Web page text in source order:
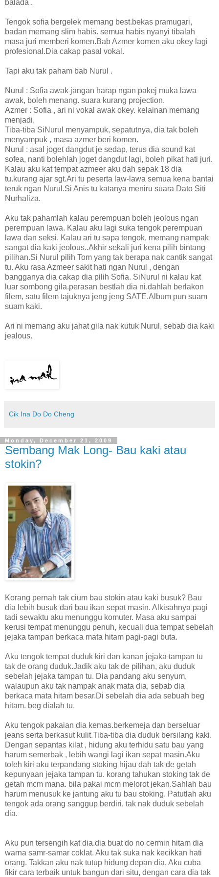
balada .
Tengok sofia bergelek memang best.bekas pramugari,
badan memang slim habis. semua habis nyanyi tibalah
masa juri memberi komen.Bab Azmer komen aku okey lagi
profesional.Dia cakap pasal vokal.
Tapi aku tak paham bab Nurul .
Nurul : Sofia awak jangan harap ngan pakej muka lawa
awak, boleh menang. suara kurang projection.
Azmer : Sofia , ari ni vokal awak okey. kelainan memang
menjadi,
Tiba-tiba SiNurul menyampuk, sepatutnya, dia tak boleh
menyampuk , masa azmer beri komen.
Nurul : asal joget dangdut je sedap, terus dia sound kat
sofea, nanti bolehlah joget dangdut lagi, boleh pikat hati juri.
Kalau aku kat tempat azmeer aku dah sepak 18 dia
tu.kurang ajar sgt.Ari tu peserta law-lawa semua kena bantai
teruk ngan Nurul.Si Anis tu katanya meniru suara Dato Siti
Nurhaliza.
Aku tak pahamlah kalau perempuan boleh jeolous ngan
perempuan lawa. Kalau aku lagi suka tengok perempuan
lawa dan seksi. Kalau ari tu sapa tengok, memang nampak
sangat dia kaki jeolous..Akhir sekali juri kena pilih bintang
pilihan.Si Nurul pilih Tom yang tak berapa nak cantik sangat
tu. Aku rasa Azmeer sakit hati ngan Nurul , dengan
bangganya dia cakap dia pilih Sofia. SiNurul ni kalau kat
luar sombong gila.perasan bestlah dia ni.dahlah berlakon
filem, satu filem tajuknya jeng jeng SATE.Album pun suam
suam kaki.
Ari ni memang aku jahat gila nak kutuk Nurul, sebab dia kaki
jealous.
Cik Ina Do Do Cheng
Monday, December 21, 2009
Sembang Mak Long- Bau kaki atau
stokin?
Korang pernah tak cium bau stokin atau kaki busuk? Bau
dia lebih busuk dari bau ikan sepat masin. Alkisahnya pagi
tadi sewaktu aku menunggu komuter. Masa aku sampai
kerusi tempat menunggu penuh, kecuali dua tempat sebelah
jejaka tampan berkaca mata hitam pagi-pagi buta.
Aku tengok tempat duduk kiri dan kanan jejaka tampan tu
tak de orang duduk.Jadik aku tak de pilihan, aku duduk
sebelah jejaka tampan tu. Dia pandang aku senyum,
walaupun aku tak nampak anak mata dia, sebab dia
berkaca mata hitam besar.Di sebelah dia ada sebuah beg
hitam. beg dialah tu.
Aku tengok pakaian dia kemas.berkemeja dan berseluar
jeans serta berkasut kulit.Tiba-tiba dia duduk bersilang kaki.
Dengan sepantas kilat , hidung aku terhidu satu bau yang
harum semerbak , lebih wangi lagi ikan sepat masin.Aku
toleh kiri aku terpandang stoking hijau dah tak de getah
kepunyaan jejaka tampan tu. korang tahukan stoking tak de
getah mcm mana. bila pakai mcm melorot jekan.Sahlah bau
harum menusuk ke jantung aku tu bau stoking. Patutlah aku
tengok ada orang sanggup berdiri, tak nak duduk sebelah
dia.
Aku pun tersengih kat dia.dia buat do no cermin hitam dia
warna samr-samar coklat. Aku tak suka nak kecikkan hati
orang. Takkan aku nak tutup hidung depan dia. Aku cuba
fikir cara terbaik untuk bangun dari situ, dengan cara dia tak